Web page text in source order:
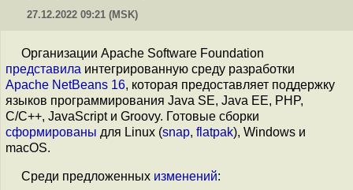
27.12.2022 09:21 (MSK)
Организации Apache Software Foundation
представила интегрированную среду разработки
Apache NetBeans 16, которая предоставляет поддержку
языков программирования Java SE, Java EE, PHP,
C/C++, JavaScript и Groovy. Готовые сборки
сформированы для Linux (snap, flatpak), Windows и
macOS.
Среди предложенных изменений: